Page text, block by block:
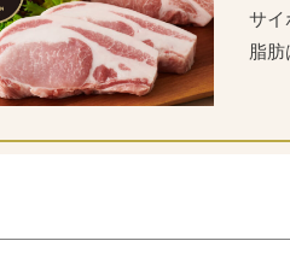
サイ
脂